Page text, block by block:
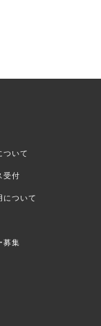
ついて
受付
について
募集